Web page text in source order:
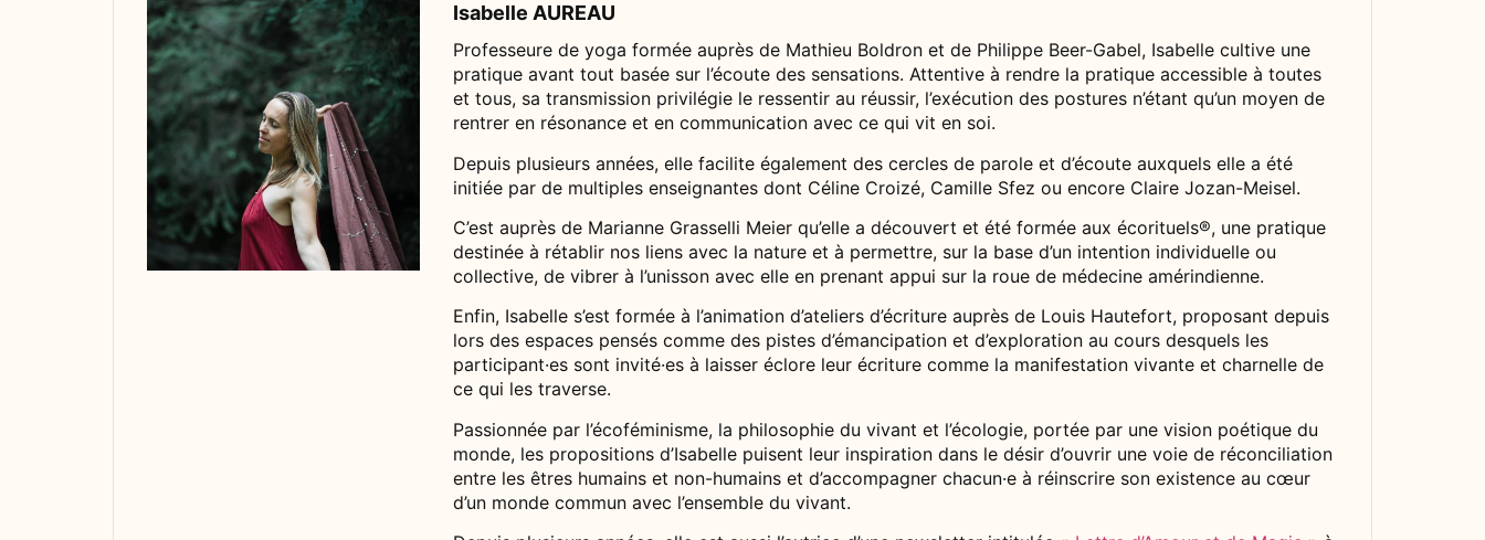
Isabelle AUREAU
Professeure de yoga formée auprès de Mathieu Boldron et de Philippe Beer-Gabel, Isabelle cultive une
pratique avant tout basée sur l’écoute des sensations. Attentive à rendre la pratique accessible à toutes
et tous, sa transmission privilégie le ressentir au réussir, l’exécution des postures n’étant qu’un moyen de
rentrer en résonance et en communication avec ce qui vit en soi.
Depuis plusieurs années, elle facilite également des cercles de parole et d’écoute auxquels elle a été
initiée par de multiples enseignantes dont Céline Croizé, Camille Sfez ou encore Claire Jozan-Meisel.
C’est auprès de Marianne Grasselli Meier qu’elle a découvert et été formée aux écorituels®, une pratique
destinée à rétablir nos liens avec la nature et à permettre, sur la base d’un intention individuelle ou
collective, de vibrer à l’unisson avec elle en prenant appui sur la roue de médecine amérindienne.
Enfin, Isabelle s’est formée à l’animation d’ateliers d’écriture auprès de Louis Hautefort, proposant depuis
lors des espaces pensés comme des pistes d’émancipation et d’exploration au cours desquels les
participant·es sont invité·es à laisser éclore leur écriture comme la manifestation vivante et charnelle de
ce qui les traverse.
Passionnée par l’écoféminisme, la philosophie du vivant et l’écologie, portée par une vision poétique du
monde, les propositions d’Isabelle puisent leur inspiration dans le désir d’ouvrir une voie de réconciliation
entre les êtres humains et non-humains et d’accompagner chacun·e à réinscrire son existence au cœur
d’un monde commun avec l’ensemble du vivant.